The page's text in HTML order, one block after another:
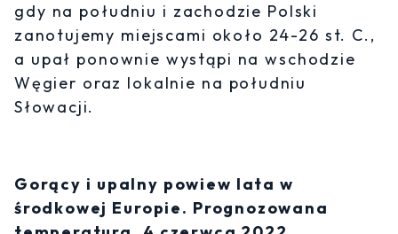
gdy na południu i zachodzie Polski
zanotujemy miejscami około 24-26 st. C.,
a upał ponownie wystąpi na wschodzie
Węgier oraz lokalnie na południu
Słowacji.
Gorący i upalny powiew lata w
środkowej Europie. Prognozowana